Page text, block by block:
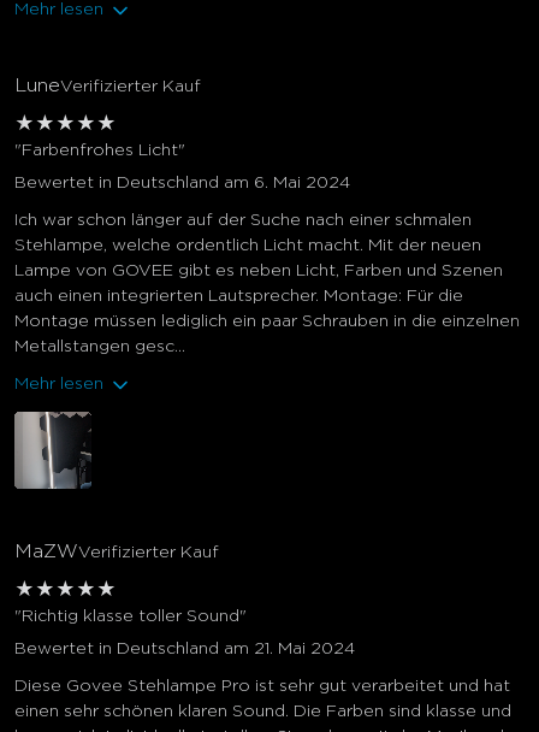
Mehr lesen
LuneVerifizierter Kauf
★ ★ ★ ★ ★
"Farbenfrohes Licht"
Bewertet in Deutschland am 6. Mai 2024
Ich war schon länger auf der Suche nach einer schmalen
Stehlampe, welche ordentlich Licht macht. Mit der neuen
Lampe von GOVEE gibt es neben Licht, Farben und Szenen
auch einen integrierten Lautsprecher. Montage: Für die
Montage müssen lediglich ein paar Schrauben in die einzelnen
Metallstangen gesc...
Mehr lesen
MaZWVerifizierter Kauf
★ ★ ★ ★ ★
"Richtig klasse toller Sound"
Bewertet in Deutschland am 21. Mai 2024
Diese Govee Stehlampe Pro ist sehr gut verarbeitet und hat
einen sehr schönen klaren Sound. Die Farben sind klasse und